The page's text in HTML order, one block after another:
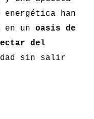
han
en un oasis de
del
sin salir